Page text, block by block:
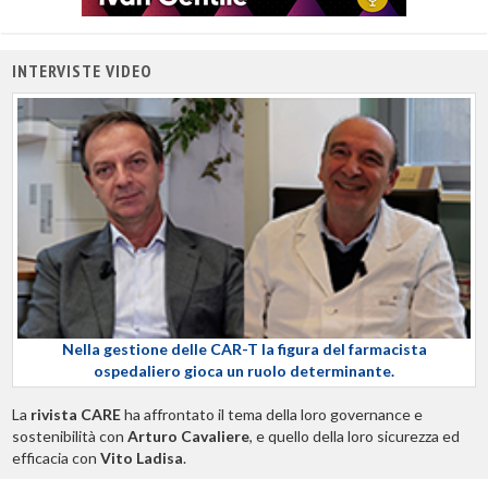
INTERVISTE VIDEO
Nella gestione delle CAR-T la figura del farmacista
ospedaliero gioca un ruolo determinante.
La rivista CAREha affrontato il tema della loro governance e
sostenibilità con Arturo Cavaliere, e quello della loro sicurezza ed
efficacia con Vito Ladisa.